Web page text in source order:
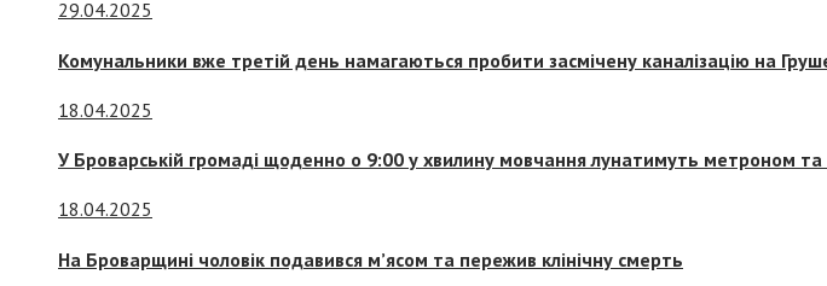
29.04.2025
Комунальники вже третій день намагаються пробити засмічену каналізацію на
18.04.2025
У Броварській громаді щоденно о 9:00 у хвилину мовчання лунатимуть метроном та
18.04.2025
На Броварщині чоловік подавився м’ясом та пережив клінічну смерть